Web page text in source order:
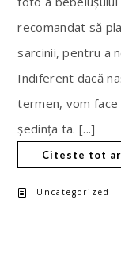
recomandat să
sarcinii, pentru a
Indiferent dacă
termen, vom
ședința ta. [...]
Citeste tot
Uncategorized